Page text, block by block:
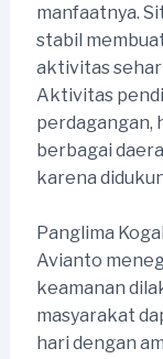
manfaatnya.
stabil
aktivitas
Aktivitas
perdagangan,
berbagai
karena
Panglima
Avianto
keamanan
masyarakat
hari dengan